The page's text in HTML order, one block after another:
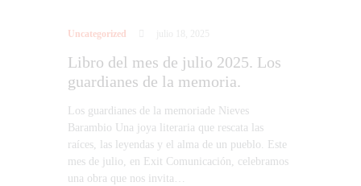
Uncategorized
Libro del mes de julio 2025. Los
guardianes de la memoria.
Los guardianes de la memoriade Nieves
Barambio Una joya literaria que rescata las
raíces, las leyendas y el alma de un pueblo. Este
mes de julio, en Exit Comunicación, celebramos
una obra que nos invita…